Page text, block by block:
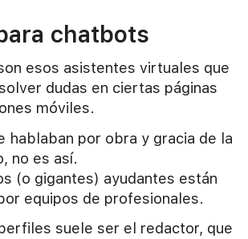
chatbots
esos asistentes virtuales que
dudas en ciertas páginas
móviles.
hablaban por obra y gracia de la
no es así.
(o gigantes) ayudantes están
equipos de profesionales.
suele ser el redactor, que